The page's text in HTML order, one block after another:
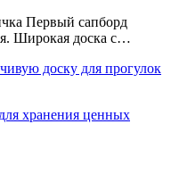
Первый сапборд
Широкая доска с…
доску для прогулок
хранения ценных